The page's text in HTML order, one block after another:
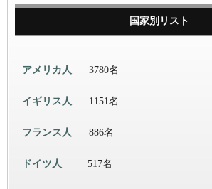
国家別リスト
アメリカ人 3780名
イギリス人 1151名
フランス人 886名
ドイツ人 517名